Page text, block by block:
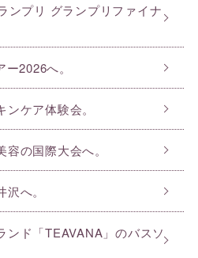
ンプリ グランプリファイナ
2026へ。
ケア体験会。
の国際大会へ。
へ。
ンド「TEAVANA」のバスソ